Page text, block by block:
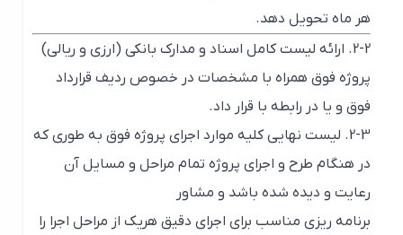
هر ماه تحویل دهد.
2-2. ارائه لیست کامل اسناد و مدارک بانکی (ارزی و ریالی)
پروژه فوق همراه با مشخصات در خصوص ردیف قرارداد
فوق و یا در رابطه با قرار داد.
2-3. لیست نهایی کلیه موارد اجرای پروژه فوق به طوری که
در هنگام طرح و اجرای پروژه تمام مراحل و مسایل آن
رعایت و دیده شده باشد و مشاور
برنامه ریزی مناسب برای اجرای دقیق هریک از مراحل اجرا را